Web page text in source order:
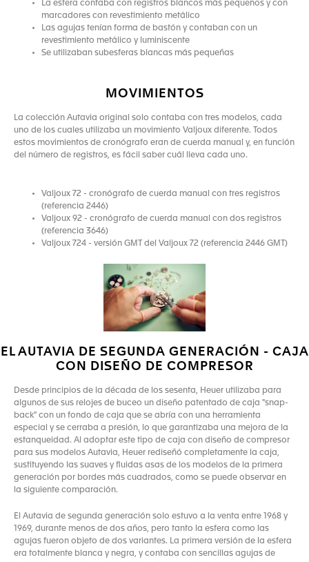
La esfera contaba con registros blancos más pequeños y con
marcadores con revestimiento metálico
Las agujas tenían forma de bastón y contaban con un
revestimiento metálico y luminiscente
Se utilizaban subesferas blancas más pequeñas
MOVIMIENTOS
La colección Autavia original solo contaba con tres modelos, cada
uno de los cuales utilizaba un movimiento Valjoux diferente. Todos
estos movimientos de cronógrafo eran de cuerda manual y, en función
del número de registros, es fácil saber cuál lleva cada uno.
Valjoux 72 - cronógrafo de cuerda manual con tres registros
(referencia 2446)
Valjoux 92 - cronógrafo de cuerda manual con dos registros
(referencia 3646)
Valjoux 724 - versión GMT del Valjoux 72 (referencia 2446 GMT)
EL AUTAVIA DE SEGUNDA GENERACIÓN - CAJA
CON DISEÑO DE COMPRESOR
Desde principios de la década de los sesenta, Heuer utilizaba para
algunos de sus relojes de buceo un diseño patentado de caja "snap-
back" con un fondo de caja que se abría con una herramienta
especial y se cerraba a presión, lo que garantizaba una mejora de la
estanqueidad. Al adoptar este tipo de caja con diseño de compresor
para sus modelos Autavia, Heuer rediseñó completamente la caja,
sustituyendo las suaves y fluidas asas de los modelos de la primera
generación por bordes más cuadrados, como se puede observar en
la siguiente comparación.
El Autavia de segunda generación solo estuvo a la venta entre 1968 y
1969, durante menos de dos años, pero tanto la esfera como las
agujas fueron objeto de dos variantes. La primera versión de la esfera
era totalmente blanca y negra, y contaba con sencillas agujas de